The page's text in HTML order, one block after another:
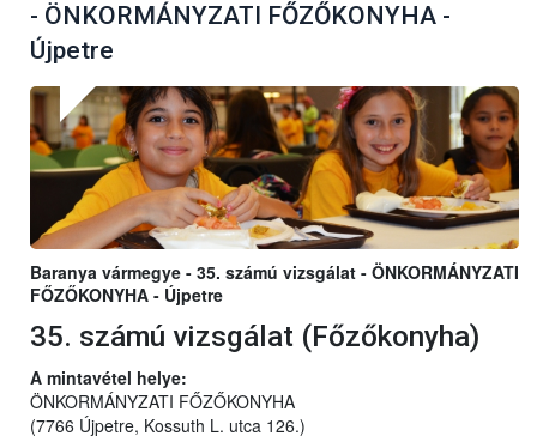
- ÖNKORMÁNYZATI FŐZŐKONYHA -
Újpetre
Baranya vármegye - 35. számú vizsgálat - ÖNKORMÁNYZATI
FŐZŐKONYHA - Újpetre
35. számú vizsgálat (Főzőkonyha)
A mintavétel helye:
ÖNKORMÁNYZATI FŐZŐKONYHA
(7766 Újpetre, Kossuth L. utca 126.)